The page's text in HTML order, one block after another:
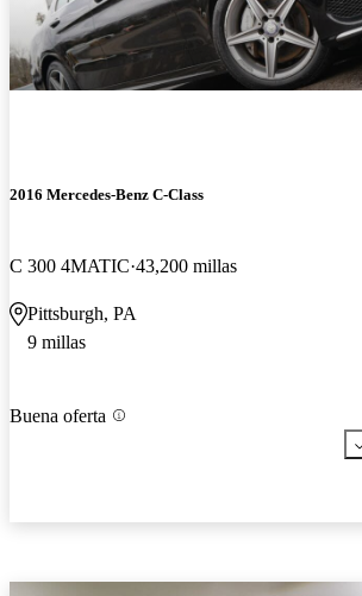
2016 Mercedes-Benz C-Class
C 300 4MATIC 43,200 millas
Pittsburgh, PA
9 millas
Buena oferta